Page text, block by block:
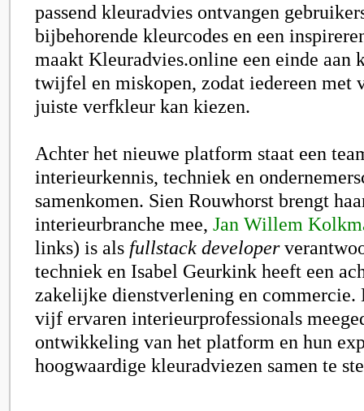
passend kleuradvies ontvangen
bijbehorende kleurcodes en een
maakt Kleuradvies.online een einde aan
twijfel en miskopen, zodat iedereen met
juiste verfkleur kan kiezen.
Achter het nieuwe platform staat een
interieurkennis, techniek en
samenkomen. Sien Rouwhorst brengt
interieurbranche mee, Jan Willem
links) is als fullstack developer
techniek en Isabel Geurkink heeft een
zakelijke dienstverlening en commercie.
vijf ervaren interieurprofessionals
ontwikkeling van het platform en hun
hoogwaardige kleuradviezen samen te